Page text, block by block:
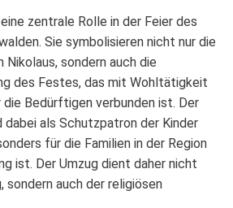
zentrale Rolle in der Feier des
Sie symbolisieren nicht nur die
sondern auch die
des Festes, das mit Wohltätigkeit
die Bedürftigen verbunden ist. Der
dabei als Schutzpatron der Kinder
für die Familien in der Region
ist. Der Umzug dient daher nicht
sondern auch der religiösen